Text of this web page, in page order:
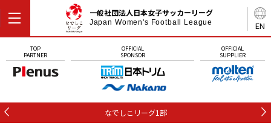
EN
一般社団法人日本女子サッカーリーグ
Japan Women's Football League
TOP
PARTNER
OFFICIAL
SPONSOR
OFFICIAL
SUPPLIER
なでしこリーグ1部